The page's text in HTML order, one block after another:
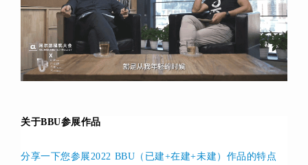
关于BBU参展作品
分享一下您参展2022 BBU（已建+在建+未建）作品的特点